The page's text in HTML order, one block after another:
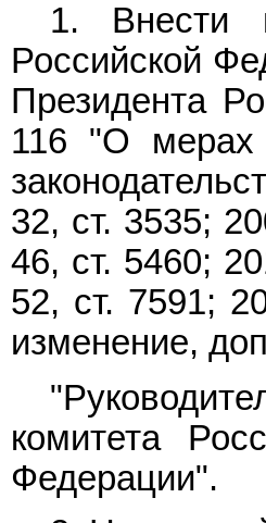
1. Внести
Российской
Президента
116 "О мерах
32, ст. 3535;
46, ст. 5460;
52, ст. 7591;
изменение,
комитета
Федерации".